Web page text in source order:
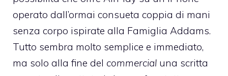
operato dall’ormai consueta coppia di mani
senza corpo ispirate alla Famiglia Addams.
Tutto sembra molto semplice e immediato,
ma solo alla fine del commercial una scritta